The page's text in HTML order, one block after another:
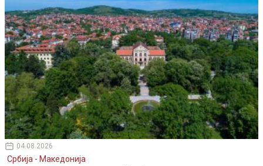
04.08.2026
Србија - Македонија